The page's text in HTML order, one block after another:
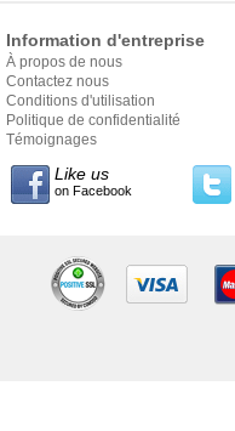
Information d'entreprise
À propos de nous
Contactez nous
Conditions d'utilisation
Politique de confidentialité
Témoignages
Like us
on Facebook